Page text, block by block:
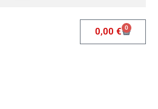
0,00 € 0